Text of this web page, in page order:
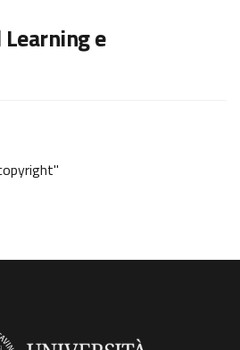
e